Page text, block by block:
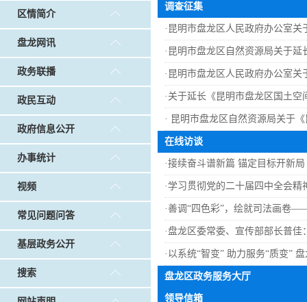
调查征集 做好“六稳”工作 落实“六保”任务 | 公共卫生知识普及
戴惠明调研白沙河社区治理和东白沙河...
区情简介
盘龙网讯
政务联播
政民互动
政府信息公开
办事统计
视频
常见问题问答
基层政务公开
搜索
调查征集
· 昆明市盘龙区人民政府办公室
· 昆明市盘龙区自然资源局关于
· 昆明市盘龙区人民政府办公室
· 关于延长《昆明市盘龙区国土空
· 昆明市盘龙区自然资源局关于
在线访谈
·接续奋斗谱新篇 锚定目标开新
·学习贯彻党的二十届四中全会
·善调“四色彩”，绘就司法画卷
·盘龙区委常委、宣传部部长普佳
· 以系统“智变” 助力服务“质变”
盘龙区政务服务大厅
领导信箱